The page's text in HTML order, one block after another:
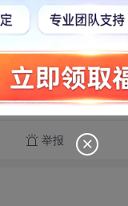
举报